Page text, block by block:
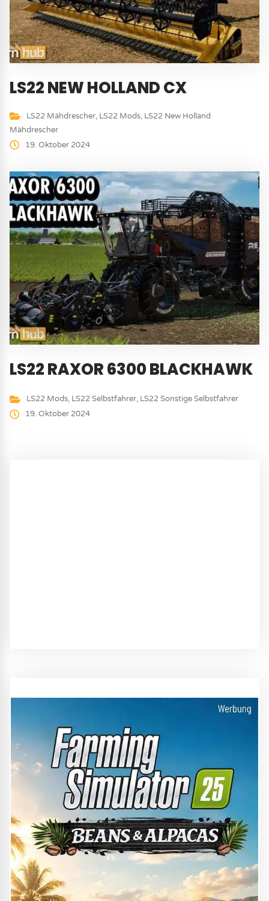
LS22 NEW HOLLAND CX
LS22 Mähdrescher, LS22 Mods, LS22 New Holland
Mähdrescher
19. Oktober 2024
LS22 RAXOR 6300 BLACKHAWK
LS22 Mods, LS22 Selbstfahrer, LS22 Sonstige Selbstfahrer
19. Oktober 2024